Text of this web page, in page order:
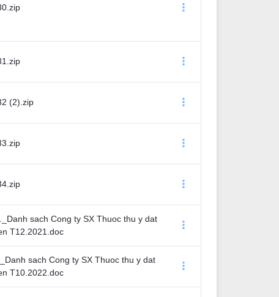
(2).zip
sach Cong ty SX Thuoc thu y dat
T12.2021.doc
sach Cong ty SX Thuoc thu y dat
T10.2022.doc